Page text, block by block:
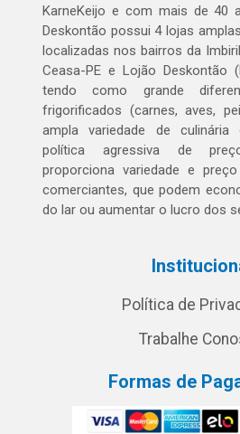
KarneKeijo e com mais de 40
Deskontão possui 4 lojas
localizadas nos bairros da
Ceasa-PE e Lojão Deskontão
tendo como grande
frigorificados (carnes, aves,
ampla variedade de
política agressiva de
proporciona variedade e
comerciantes, que podem
do lar ou aumentar o lucro dos
Política de
Trabalhe
Formas de